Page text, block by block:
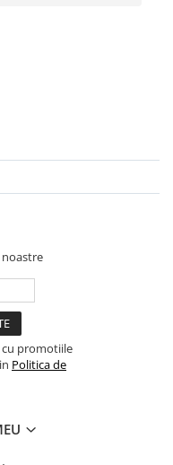
cu promotiile
Politica de